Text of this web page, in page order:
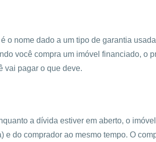
o nome dado a um tipo de garantia
você compra um imóvel financiado, o
vai pagar o que deve.
a dívida estiver em aberto, o
e do comprador ao mesmo tempo. O